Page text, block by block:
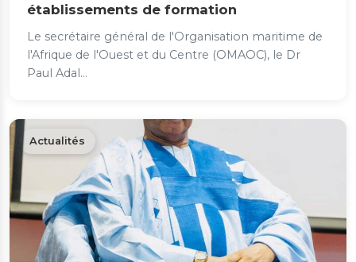
établissements de formation
Le secrétaire général de l'Organisation maritime de
l'Afrique de l'Ouest et du Centre (OMAOC), le Dr
Paul Adal...
Actualités